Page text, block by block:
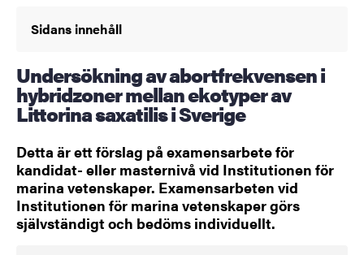
Sidans innehåll
Undersökning av abortfrekvensen i
hybridzoner mellan ekotyper av
Littorina saxatilis i Sverige
Detta är ett förslag på examensarbete för
kandidat- eller masternivå vid Institutionen för
marina vetenskaper. Examensarbeten vid
Institutionen för marina vetenskaper görs
självständigt och bedöms individuellt.